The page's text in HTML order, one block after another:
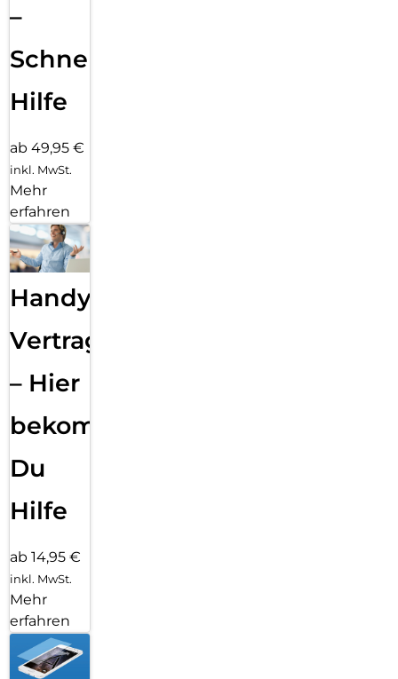
–
Schnelle
Hilfe
ab 49,95 €
inkl. MwSt.
Mehr
erfahren
Handy
Vertragsabwicklung
– Hier
bekommst
Du
Hilfe
ab 14,95 €
inkl. MwSt.
Mehr
erfahren